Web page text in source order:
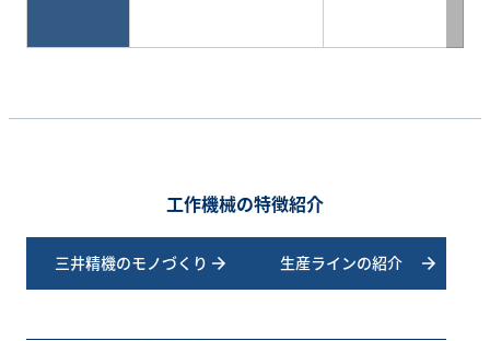
工作機械の特徴紹介
三井精機のモノづくり 生産ラインの紹介